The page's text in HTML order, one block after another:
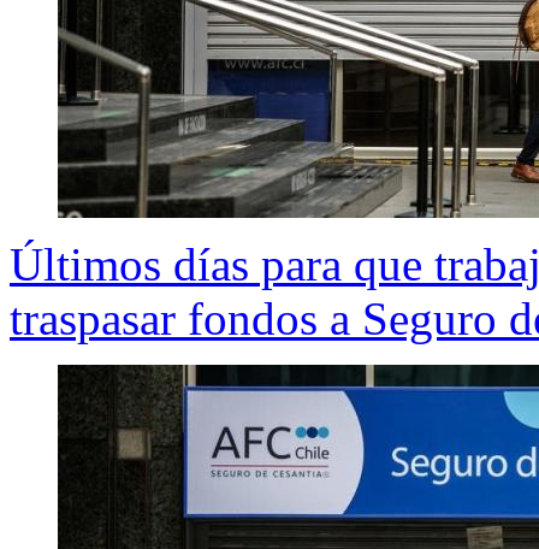
Últimos días para que
traspasar fondos a Seguro